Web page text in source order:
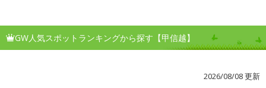
GW人気スポットランキングから探す【甲信越】
2026/08/08 更新